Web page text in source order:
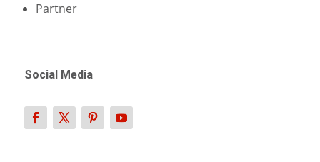
Partner
Social Media